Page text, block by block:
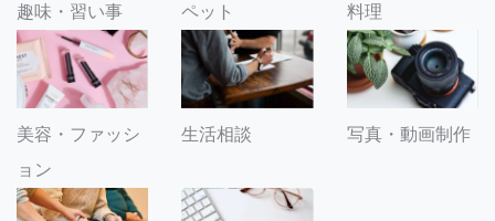
趣味・習い事 ペット 料理
美容・ファッシ
ョン
生活相談 写真・動画制作